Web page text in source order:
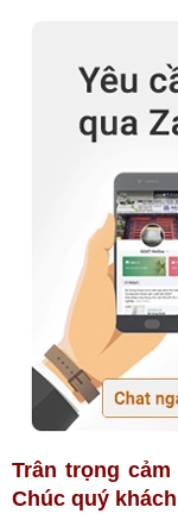
Trân trọng
Chúc quý